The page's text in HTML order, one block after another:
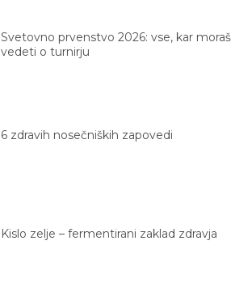
Svetovno prvenstvo 2026: vse, kar moraš
vedeti o turnirju
6 zdravih nosečniških zapovedi
Kislo zelje – fermentirani zaklad zdravja